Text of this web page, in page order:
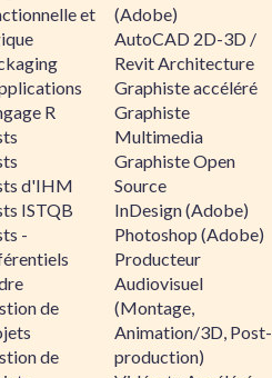
et
R
d'IHM
ISTQB
-
de
de
(Adobe)
AutoCAD 2D-3D /
Revit Architecture
Graphiste accéléré
Graphiste
Multimedia
Graphiste Open
Source
InDesign (Adobe)
Photoshop (Adobe)
Producteur
Audiovisuel
(Montage,
Animation/3D, Post-
production)